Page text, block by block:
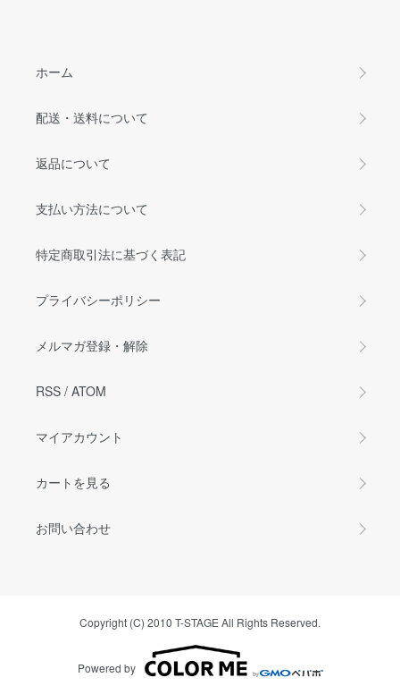
ホーム
配送・送料について
返品について
支払い方法について
特定商取引法に基づく表記
プライバシーポリシー
メルマガ登録・解除
RSS / ATOM
マイアカウント
カートを見る
お問い合わせ
Copyright (C) 2010 T-STAGE All Rights Reserved.
Powered by